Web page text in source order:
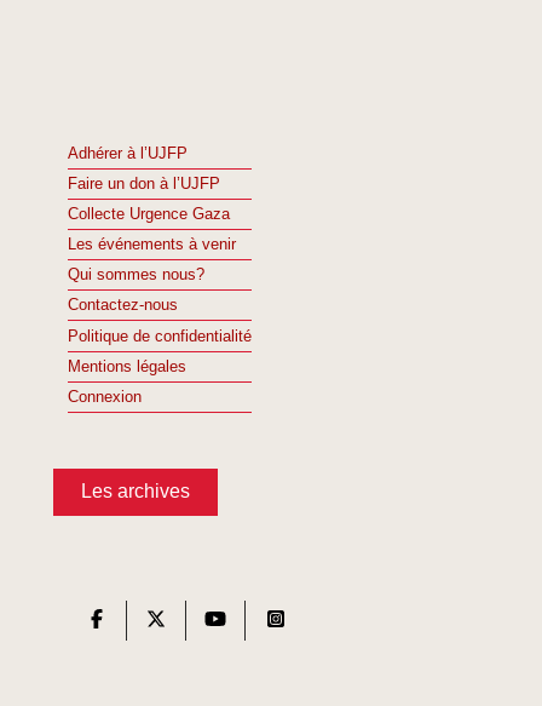
Adhérer à l’UJFP
Faire un don à l’UJFP
Collecte Urgence Gaza
Les événements à venir
Qui sommes nous?
Contactez-nous
Politique de confidentialité
Mentions légales
Connexion
Les archives